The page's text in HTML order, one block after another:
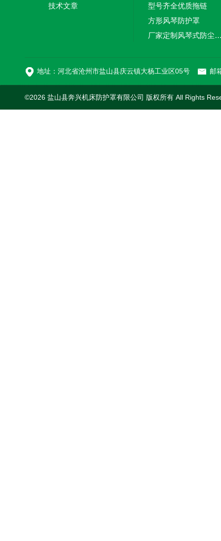
技术文章
型号齐全优质拖链
方形风琴防护罩
厂家定制风琴式
地址：河北省沧州市盐山县庆云镇大杨工业区05号 邮
©2026 盐山县奔兴机床防护罩有限公司 版权所有 All Rights